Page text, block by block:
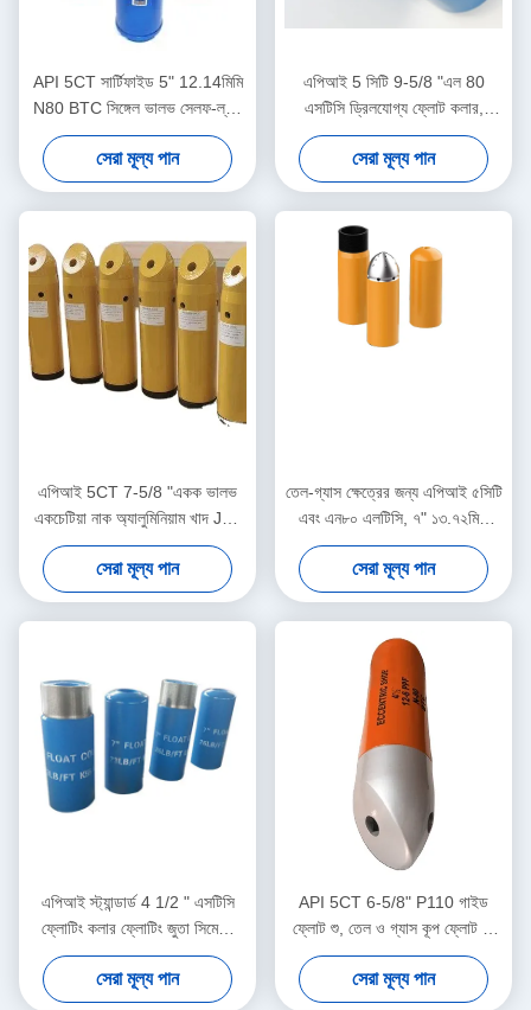
API 5CT সার্টিফাইড 5" 12.14মিমি
N80 BTC সিঙ্গেল ভালভ সেলফ-ল্যাচ
অ্যালুমিনিয়াম অ্যালয় ফ্লোট শু তেল ও
গ্যাস শিল্পের জন্য
সেরা মূল্য পান
এপিআই 5 সিটি 9-5/8 "এল 80
এসটিসি ড্রিলযোগ্য ফ্লোট কলার,
তেলক্ষেত্র ফ্লোট কলার, ভূখণ্ডের গভীর
তেল গ্যাস কূপ সিমেন্টিংয়ের জন্য ব্যবহৃত
সেরা মূল্য পান
এপিআই 5CT 7-5/8 "একক ভালভ
একচেটিয়া নাক অ্যালুমিনিয়াম খাদ J55
BTC সঙ্গে ভাসমান জুতা
সেরা মূল্য পান
তেল-গ্যাস ক্ষেত্রের জন্য এপিআই ৫সিটি
এবং এন৮০ এলটিসি, ৭" ১৩.৭২মিমি
অ্যালুমিনিয়াম অ্যালয় ডাবল ভালভ ফ্লোট
শু ও কলার
সেরা মূল্য পান
এপিআই স্ট্যান্ডার্ড 4 1/2 " এসটিসি
ফ্লোটিং কলার ফ্লোটিং জুতা সিমেন্টিং
সরঞ্জাম নন-রোটিং একক / ডাবল ভালভ
সেরা মূল্য পান
API 5CT 6-5/8" P110 গাইড
ফ্লোট শু, তেল ও গ্যাস কূপ ফ্লোট শু,
স্থিতিশীল কেসিং সিমেন্টিং অপারেশন
সমর্থন করে
সেরা মূল্য পান